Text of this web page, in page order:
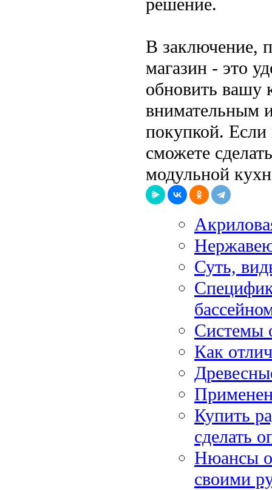
решение.
В заключение,
магазин - это
обновить вашу
внимательным
покупкой. Если
сможете
модульной
Суть,
Системы
Как
Купить
сделать
Нюансы
своими